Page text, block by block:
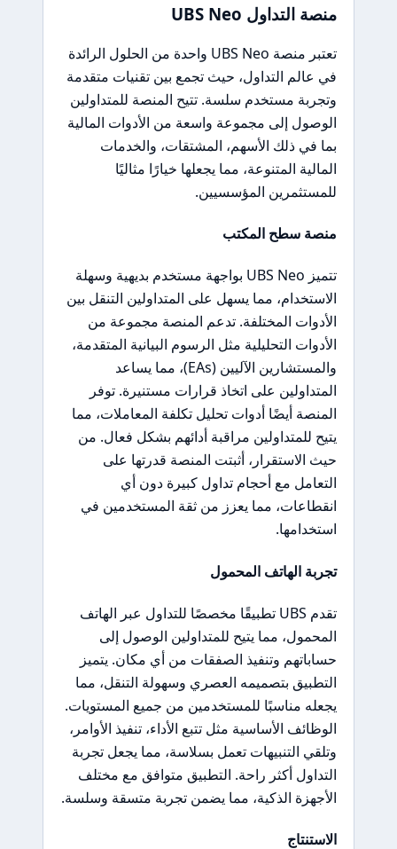
منصة التداول UBS Neo
تعتبر منصة UBS Neo واحدة من الحلول الرائدة
في عالم التداول، حيث تجمع بين تقنيات متقدمة
وتجربة مستخدم سلسة. تتيح المنصة للمتداولين
الوصول إلى مجموعة واسعة من الأدوات المالية
بما في ذلك الأسهم، المشتقات، والخدمات
المالية المتنوعة، مما يجعلها خيارًا مثاليًا
للمستثمرين المؤسسيين.
منصة سطح المكتب
تتميز UBS Neo بواجهة مستخدم بديهية وسهلة
الاستخدام، مما يسهل على المتداولين التنقل بين
الأدوات المختلفة. تدعم المنصة مجموعة من
الأدوات التحليلية مثل الرسوم البيانية المتقدمة،
والمستشارين الآليين (EAs)، مما يساعد
المتداولين على اتخاذ قرارات مستنيرة. توفر
المنصة أيضًا أدوات تحليل تكلفة المعاملات، مما
يتيح للمتداولين مراقبة أدائهم بشكل فعال. من
حيث الاستقرار، أثبتت المنصة قدرتها على
التعامل مع أحجام تداول كبيرة دون أي
انقطاعات، مما يعزز من ثقة المستخدمين في
استخدامها.
تجربة الهاتف المحمول
تقدم UBS تطبيقًا مخصصًا للتداول عبر الهاتف
المحمول، مما يتيح للمتداولين الوصول إلى
حساباتهم وتنفيذ الصفقات من أي مكان. يتميز
التطبيق بتصميمه العصري وسهولة التنقل، مما
يجعله مناسبًا للمستخدمين من جميع المستويات.
الوظائف الأساسية مثل تتبع الأداء، تنفيذ الأوامر،
وتلقي التنبيهات تعمل بسلاسة، مما يجعل تجربة
التداول أكثر راحة. التطبيق متوافق مع مختلف
الأجهزة الذكية، مما يضمن تجربة متسقة وسلسة.
الاستنتاج